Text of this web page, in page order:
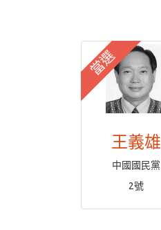
當選
王義雄
中國國民黨
2號